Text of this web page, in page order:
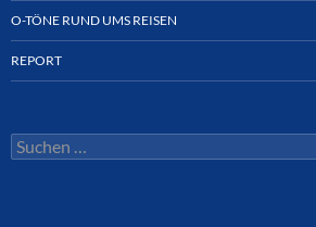
O-TÖNE RUND UMS REISEN
REPORT
Suchen
nach: